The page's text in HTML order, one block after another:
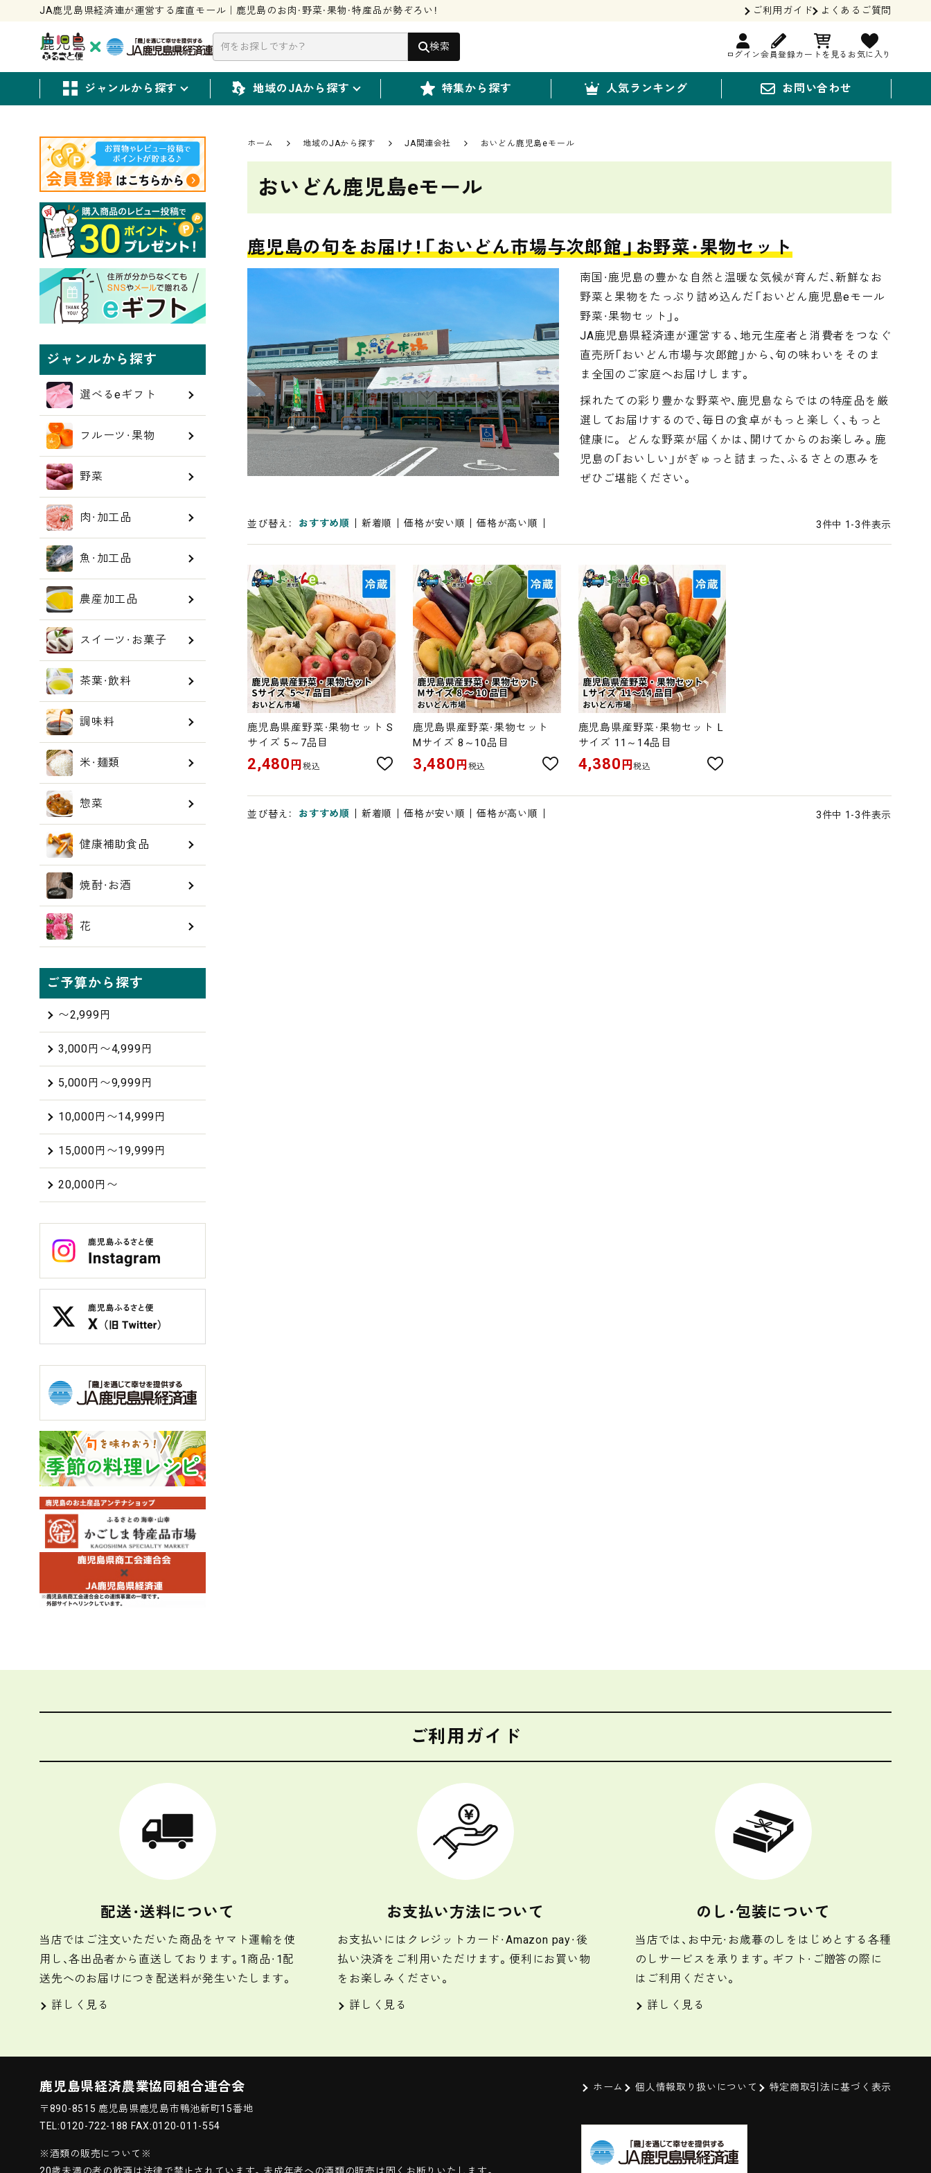
JA鹿児島県経済連が運営する産直モール｜鹿児島のお肉・野菜・果物・特産品が勢ぞろい！ ご利用ガイド よくあるご質問
検索
ログイン会員登録カートを見る お気に入り
ジャンルから探す 地域のJAから探す 特集から探す 人気ランキング お問い合わせ
ホーム 地域のJAから探す JA関連会社 おいどん鹿児島eモール
おいどん鹿児島eモール
鹿児島の旬をお届け！「おいどん市場与次郎館」お野菜・果物セット
南国・鹿児島の豊かな自然と温暖な気候が育んだ、新鮮なお
野菜と果物をたっぷり詰め込んだ「おいどん鹿児島eモール
野菜・果物セット」。
JA鹿児島県経済連が運営する、地元生産者と消費者をつなぐ
直売所「おいどん市場与次郎館」から、旬の味わいをそのま
ま全国のご家庭へお届けします。
採れたての彩り豊かな野菜や、鹿児島ならではの特産品を厳
選してお届けするので、毎日の食卓がもっと楽しく、もっと
健康に。 どんな野菜が届くかは、開けてからのお楽しみ。鹿
児島の「おいしい」がぎゅっと詰まった、ふるさとの恵みを
ぜひご堪能ください。
並び替え おすすめ順 新着順 価格が安い順 価格が高い順 3件中 1 -3件表示
鹿児島県産野菜・果物セット S
サイズ 5～7品目
2,480 円 税込
鹿児島県産野菜・果物セット
Mサイズ 8～10品目
3,480 円 税込
鹿児島県産野菜・果物セット L
サイズ 11～14品目
4,380 円税込
並び替え おすすめ順 新着順 価格が安い順 価格が高い順 3件中 1 -3件表示
ジャンルから探す
選べるeギフト
フルーツ・果物
野菜
肉・加工品
魚・加工品
農産加工品
スイーツ・お菓子
茶葉・飲料
調味料
米・麺類
惣菜
健康補助食品
焼酎・お酒
花
ご予算から探す
〜2,999円
3,000円〜4,999円
5,000円〜9,999円
10,000円〜14,999円
15,000円〜19,999円
20,000円〜
ご利用ガイド
配送・送料について
当店ではご注文いただいた商品をヤマト運輸を使
用し、各出品者から直送しております。1商品・1配
送先へのお届けにつき配送料が発生いたします。
詳しく見る
お支払い方法について
お支払いにはクレジットカード・Amazon pay・後
払い決済をご利用いただけます。便利にお買い物
をお楽しみください。
詳しく見る
のし・包装について
当店では、お中元・お歳暮のしをはじめとする各種
のしサービスを承ります。ギフト・ご贈答の際に
はご利用ください。
詳しく見る
鹿児島県経済農業協同組合連合会
〒890-8515 鹿児島県鹿児島市鴨池新町15番地
TEL:0120-722-188 FAX:0120-011-554
※酒類の販売について※
ホーム 個人情報取り扱いについて 特定商取引法に基づく表示